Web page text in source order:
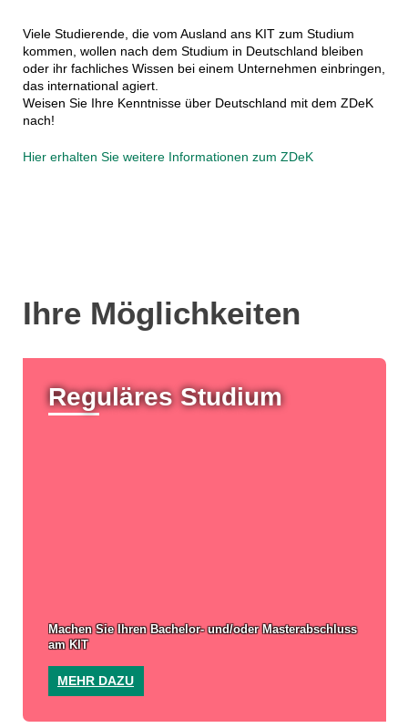
Viele Studierende, die vom Ausland ans KIT zum Studium
kommen, wollen nach dem Studium in Deutschland bleiben
oder ihr fachliches Wissen bei einem Unternehmen einbringen,
das international agiert.
Weisen Sie Ihre Kenntnisse über Deutschland mit dem ZDeK
nach!
Hier erhalten Sie weitere Informationen zum ZDeK
Ihre Möglichkeiten
Reguläres Studium
Machen Sie Ihren Bachelor- und/oder Masterabschluss
am KIT
MEHR DAZU